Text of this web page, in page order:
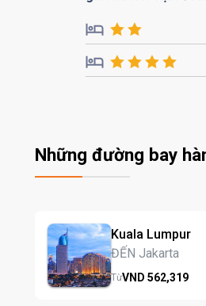
Những đường bay
Kuala Lumpur
ĐẾN Jakarta
TừVND 562,319